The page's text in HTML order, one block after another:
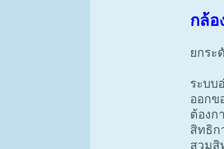
กล้อ
ยกระ
ระบบ
ออกข
ต้องก
สิทธิก
สวมสิ